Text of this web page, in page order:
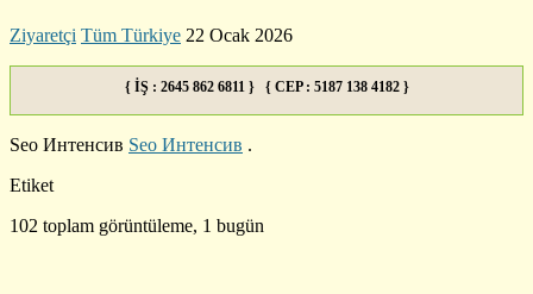
Ziyaretçi Tüm Türkiye 22 Ocak 2026
{ İŞ : 2645 862 6811 } { CEP : 5187 138 4182 }
Seo Интенсив Seo Интенсив .
Etiket
102 toplam görüntüleme, 1 bugün